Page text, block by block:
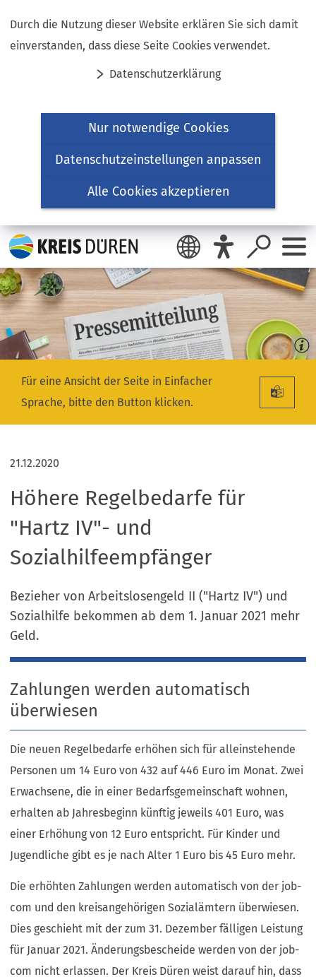
Durch die Nutzung dieser Website erklären Sie sich damit
einverstanden, dass diese Seite Cookies verwendet.
Datenschutzerklärung
Nur notwendige Cookies
Datenschutzeinstellungen anpassen
Alle Cookies akzeptieren
Inhalt anspringen
Für eine Ansicht der Seite in Einfacher
Sprache, bitte den Button klicken.
21.12.2020
Höhere Regelbedarfe für
"Hartz IV"- und
Sozialhilfeempfänger
Bezieher von Arbeitslosengeld II ("Hartz IV") und
Sozialhilfe bekommen ab dem 1. Januar 2021 mehr
Geld.
Zahlungen werden automatisch
überwiesen
Die neuen Regelbedarfe erhöhen sich für alleinstehende
Personen um 14 Euro von 432 auf 446 Euro im Monat. Zwei
Erwachsene, die in einer Bedarfsgemeinschaft wohnen,
erhalten ab Jahresbeginn künftig jeweils 401 Euro, was
einer Erhöhung von 12 Euro entspricht. Für Kinder und
Jugendliche gibt es je nach Alter 1 Euro bis 45 Euro mehr.
Die erhöhten Zahlungen werden automatisch von der job-
com und den kreisangehörigen Sozialämtern überwiesen.
Dies geschieht mit der zum 31. Dezember fälligen Leistung
für Januar 2021. Änderungsbescheide werden von der job-
com nicht erlassen. Der Kreis Düren weist darauf hin, dass